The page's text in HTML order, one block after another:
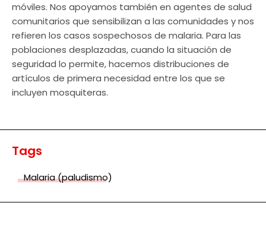
móviles. Nos apoyamos también en agentes de salud
comunitarios que sensibilizan a las comunidades y nos
refieren los casos sospechosos de malaria. Para las
poblaciones desplazadas, cuando la situación de
seguridad lo permite, hacemos distribuciones de
artículos de primera necesidad entre los que se
incluyen mosquiteras.
Tags
Malaria (paludismo)